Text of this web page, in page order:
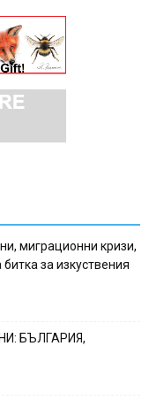
миграционни кризи,
за изкуствения
БЪЛГАРИЯ,